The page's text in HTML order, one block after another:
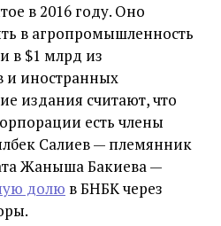
в 2016 году. Оно
в агропромышленность
в $1 млрд из
и иностранных
издания считают, что
есть члены
Салиев — племянник
Жаныша Бакиева —
долю в БНБК через